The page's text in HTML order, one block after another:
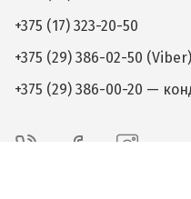
+375 (17) 323-20-50
+375 (29) 386-02-50 (Viber)
+375 (29) 386-00-20 —